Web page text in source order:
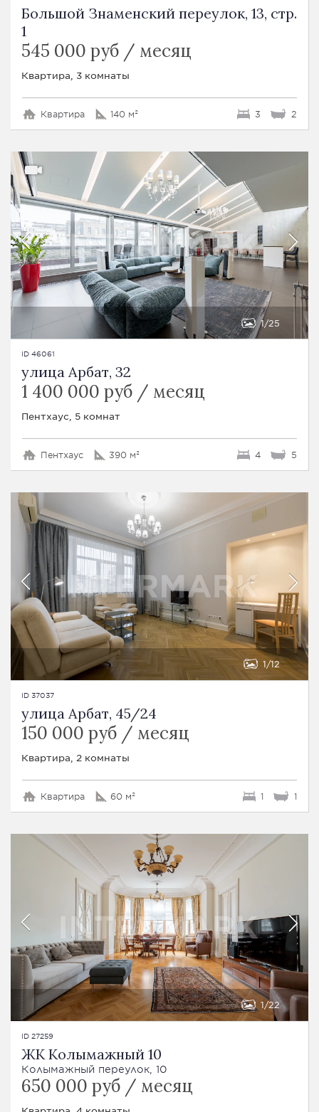
Большой Знаменский переулок, 13, стр.
1
545 000 руб / месяц
Квартира, 3 комнаты
Квартира 140 м² 3 2
1 25
ID 46061
улица Арбат, 32
1 400 000 руб / месяц
Пентхаус, 5 комнат
Пентхаус 390 м² 4 5
1 12
ID 37037
улица Арбат, 45/24
150 000 руб / месяц
Квартира, 2 комнаты
Квартира 60 м² 1 1
1 22
ID 27259
ЖК Колымажный 10
Колымажный переулок, 10
650 000 руб / месяц